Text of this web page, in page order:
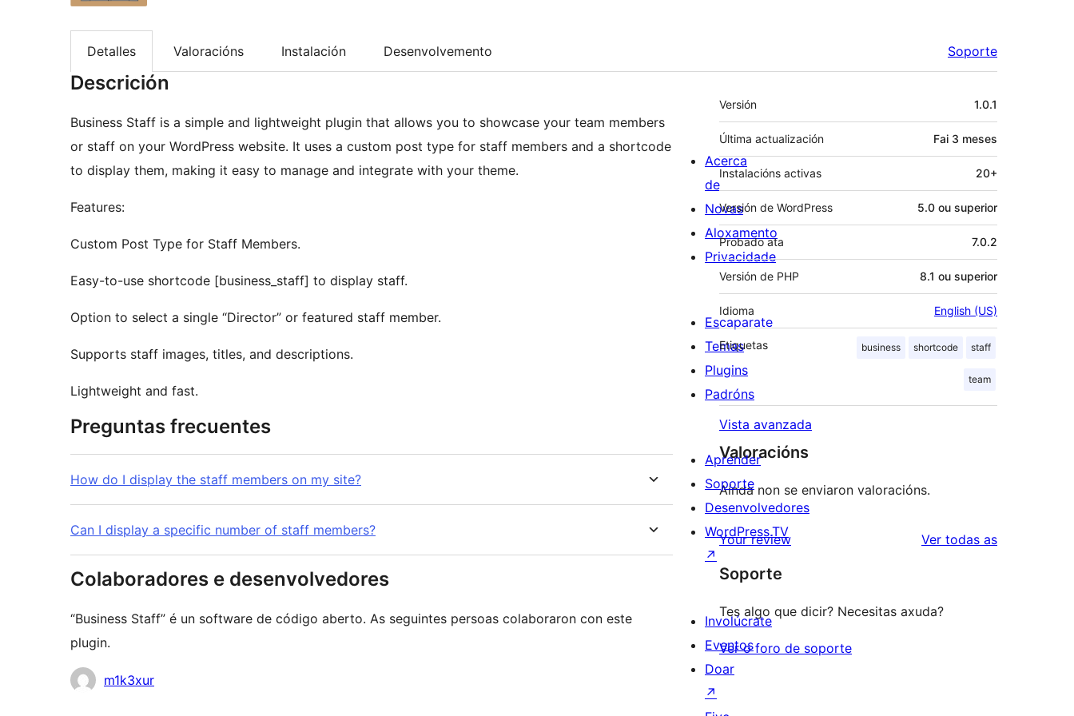
Detalles Valoracións Instalación Desenvolvemento Soporte
Descrición
Business Staff is a simple and lightweight plugin that allows you to showcase your team members
or staff on your WordPress website. It uses a custom post type for staff members and a shortcode
to display them, making it easy to manage and integrate with your theme.
Features:
Custom Post Type for Staff Members.
Easy-to-use shortcode [business_staff] to display staff.
Option to select a single “Director” or featured staff member.
Supports staff images, titles, and descriptions.
Lightweight and fast.
Preguntas frecuentes
How do I display the staff members on my site?
Can I display a specific number of staff members?
Colaboradores e desenvolvedores
“Business Staff” é un software de código aberto. As seguintes persoas colaboraron con este
plugin.
Colaboradores
m1k3xur
Meta
Versión 1.0.1
Última actualización Fai 3 meses
Instalacións activas 20+
Versión de WordPress 5.0 ou superior
Probado ata 7.0.2
Versión de PHP 8.1 ou superior
Idioma English (US)
Etiquetas business shortcode staff
team
Vista avanzada
Valoracións
Aínda non se enviaron valoracións.
Your review Ver todas asvaloracións
Soporte
Tes algo que dicir? Necesitas axuda?
Ver o foro de soporte
Acerca
de
Novas
Aloxamento
Privacidade
Escaparate
Temas
Plugins
Padróns
Aprender
Soporte
Desenvolvedores
WordPress.TV
↗
Involúcrate
Eventos
Doar
↗